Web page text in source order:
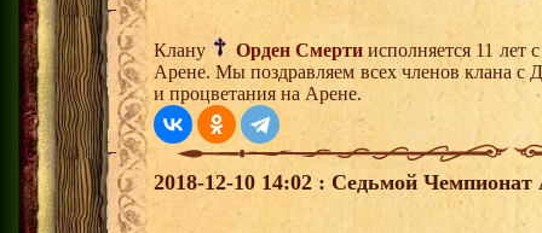
Клану Орден Смертиисполняется 11 лет
Арене. Мы поздравляем всех членов клана с
и процветания на Арене.
2018-12-10 14:02 : Седьмой